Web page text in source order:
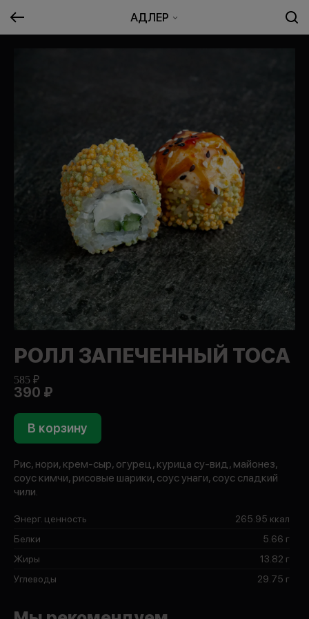
АДЛЕР
РОЛЛ ЗАПЕЧЕННЫЙ ТОСА
585 ₽
390 ₽
В корзину
Рис, нори, крем-сыр, огурец, курица су-вид, майонез,
соус кимчи, рисовые шарики, соус унаги, соус сладкий
чили.
Энерг. ценность
265.95 ккал
Белки
5.66 г
Жиры
13.82 г
Углеводы
29.75 г